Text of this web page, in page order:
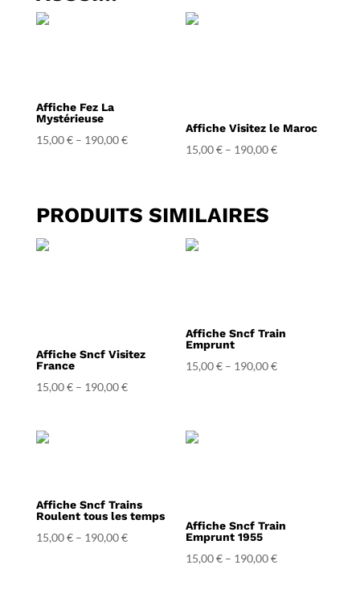
Affiche Fez La
Mystérieuse
15,00€– 190,00€
Affiche Visitez le Maroc
15,00€ – 190,00€
PRODUITS SIMILAIRES
Affiche Sncf Visitez
France
15,00€– 190,00€
Affiche Sncf Train
Emprunt
15,00€ – 190,00€
Affiche Sncf Trains
Roulent tous les temps
15,00€– 190,00€
Affiche Sncf Train
Emprunt 1955
15,00€ – 190,00€